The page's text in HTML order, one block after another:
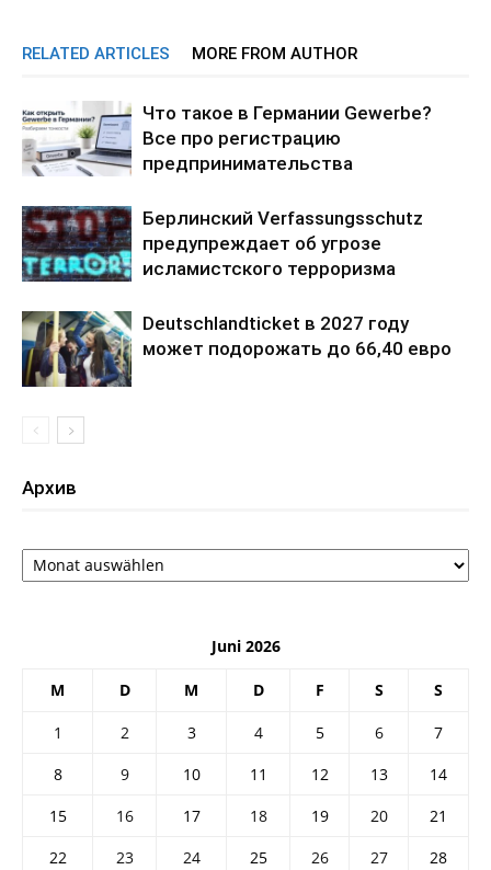
RELATED ARTICLES MORE FROM AUTHOR
Что такое в Германии Gewerbe?
Все про регистрацию
предпринимательства
Берлинский Verfassungsschutz
предупреждает об угрозе
исламистского терроризма
Deutschlandticket в 2027 году
может подорожать до 66,40 евро
Архив
Архив
Juni 2026
M D M D F S S
1 2 3 4 5 6
7
8
9 10 11 12 13
14
15
16 17 18 19 20
21
22
23 24 25 26 27
28